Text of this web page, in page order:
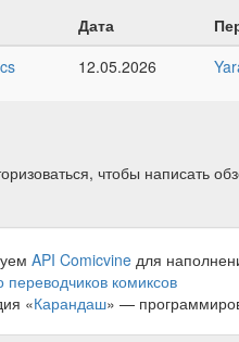
Дата
12.05.2026
чтобы написать
API Comicvine для
комиксов
«Карандаш» —